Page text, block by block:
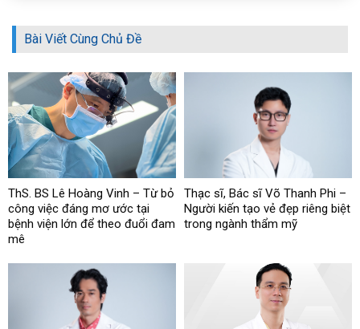
Bài Viết Cùng Chủ Đề
ThS. BS Lê Hoàng Vinh – Từ bỏ
công việc đáng mơ ước tại
bệnh viện lớn để theo đuổi đam
mê
Thạc sĩ, Bác sĩ Võ Thanh Phi –
Người kiến tạo vẻ đẹp riêng biệt
trong ngành thẩm mỹ